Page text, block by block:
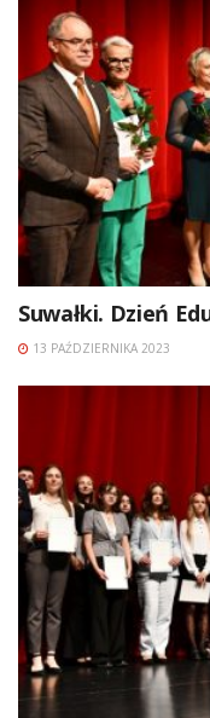
Suwałki. Dzień
13 PAŹDZIERNIKA 2023